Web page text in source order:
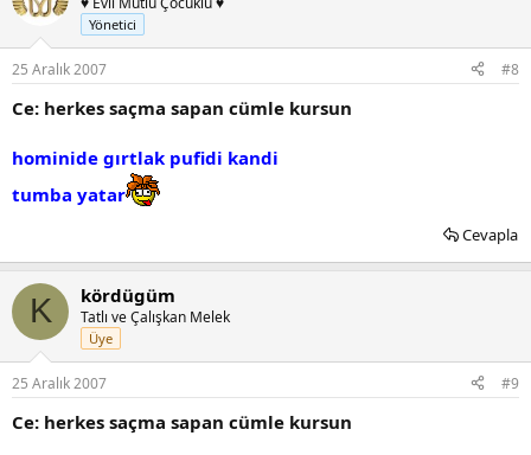
Yönetici
25 Aralık 2007 #8
Ce: herkes saçma sapan cümle kursun
hominide gırtlak pufidi kandi
tumba yatar
Cevapla
K kördügüm
Tatlı ve Çalışkan Melek
Üye
25 Aralık 2007 #9
Ce: herkes saçma sapan cümle kursun